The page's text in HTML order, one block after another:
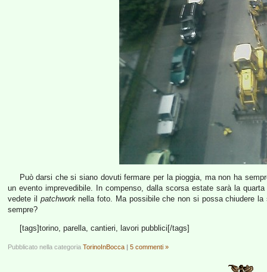
Può darsi che si siano dovuti fermare per la pioggia, ma non ha
un evento imprevedibile. In compenso, dalla scorsa estate sarà la
vedete il patchworknella foto. Ma possibile che non si possa chiudere
sempre?
[tags]torino, parella, cantieri, lavori pubblici[/tags]
Pubblicato nella categoria TorinoInBocca | 5 commenti »